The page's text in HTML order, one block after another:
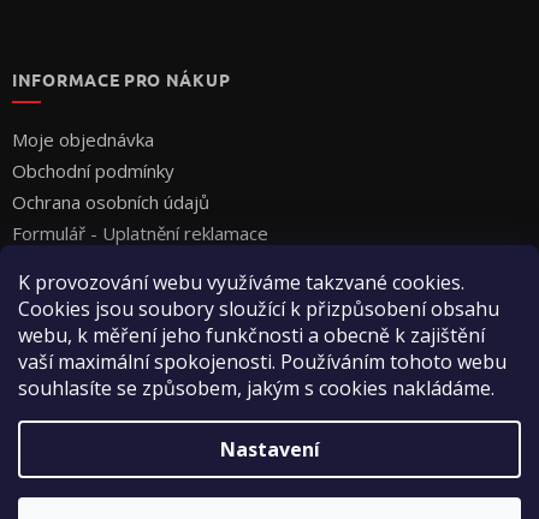
K provozování webu využíváme takzvané cookies.
Cookies jsou soubory sloužící k přizpůsobení obsahu
webu, k měření jeho funkčnosti a obecně k zajištění
vaší maximální spokojenosti. Používáním tohoto webu
souhlasíte se způsobem, jakým s cookies nakládáme.
Nastavení
INFORMACE PRO NÁKUP
Moje objednávka
Obchodní podmínky
Ochrana osobních údajů
Formulář - Uplatnění reklamace
Vytvořil Shoptet
Copyright 2026Vyza Professional s.r.o.. Všechna práva